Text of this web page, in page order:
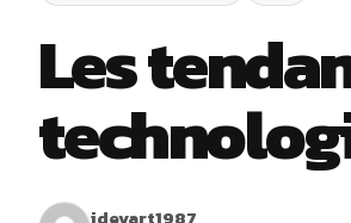
Les
idevart1987